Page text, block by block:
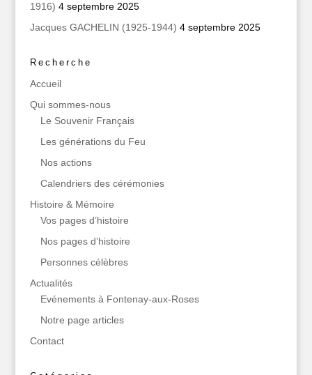
1916) 4 septembre 2025
Jacques GACHELIN (1925-1944) 4 septembre 2025
Recherche
Accueil
Qui sommes‑nous
Le Souvenir Français
Les générations du Feu
Nos actions
Calendriers des cérémonies
Histoire & Mémoire
Vos pages d’histoire
Nos pages d’histoire
Personnes célèbres
Actualités
Evénements à Fontenay-aux-Roses
Notre page articles
Contact